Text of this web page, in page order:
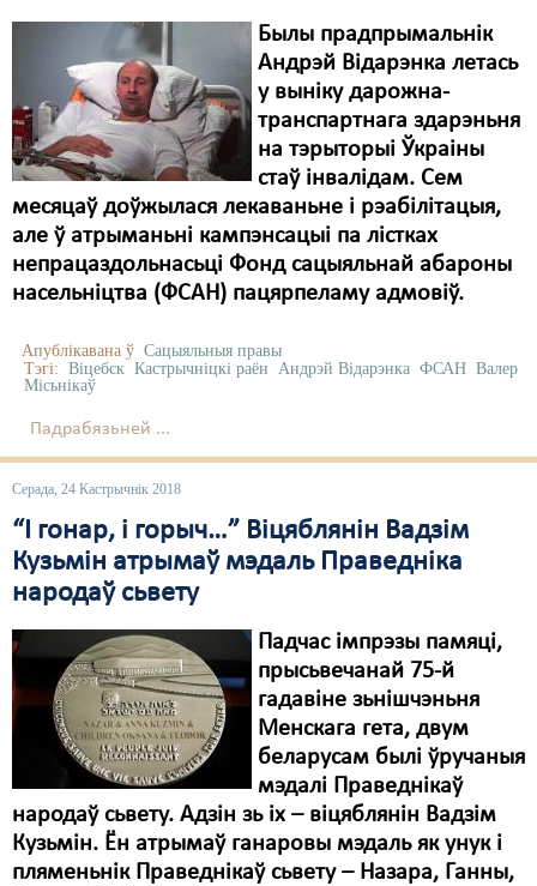
Былы прадпрымальнік
Андрэй Відарэнка летась
у выніку дарожна-
транспартнага здарэньня
на тэрыторыі Ўкраіны
стаў інвалідам. Сем
месяцаў доўжылася лекаваньне і рэабілітацыя,
але ў атрыманьні кампэнсацыі па лістках
непрацаздольнасьці Фонд сацыяльнай абароны
насельніцтва (ФСАН) пацярпеламу адмовіў.
Апублікавана ў Сацыяльныя правы
Тэгі: Віцебск Кастрычніцкі раён Андрэй Відарэнка ФСАН Валер
Місьнікаў
Падрабязьней ...
Серада, 24 Кастрычнік 2018
“І гонар, і горыч…” Віцяблянін Вадзім
Кузьмін атрымаў мэдаль Праведніка
народаў сьвету
Падчас імпрэзы памяці,
прысьвечанай 75-й
гадавіне зьнішчэньня
Менскага гета, двум
беларусам былі ўручаныя
мэдалі Праведнікаў
народаў сьвету. Адзін зь іх – віцяблянін Вадзім
Кузьмін. Ён атрымаў ганаровы мэдаль як унук і
пляменьнік Праведнікаў сьвету – Назара, Ганны,